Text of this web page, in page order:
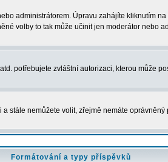
administrátorem. Úpravu zahájíte kliknutím
volby to tak může učinit jen moderátor nebo
potřebujete zvláštní autorizaci, kterou může
stále nemůžete volit, zřejmě nemáte
Formátování a typy příspěvků